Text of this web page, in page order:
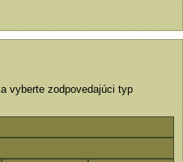
vyberte zodpovedajúci typ